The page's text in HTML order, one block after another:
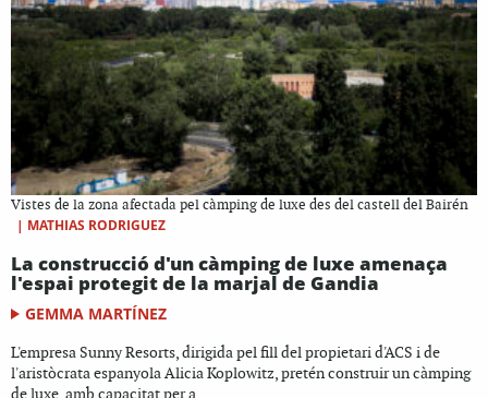
Vistes de la zona afectada pel càmping de luxe des del castell del Bairén
| MATHIAS RODRIGUEZ
La construcció d'un càmping de luxe amenaça
l'espai protegit de la marjal de Gandia
GEMMA MARTÍNEZ
L'empresa Sunny Resorts, dirigida pel fill del propietari d'ACS i de
l'aristòcrata espanyola Alicia Koplowitz, pretén construir un càmping